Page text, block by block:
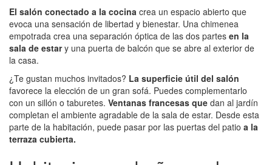
El salón conectado a la cocina crea un espacio abierto que
evoca una sensación de libertad y bienestar. Una chimenea
empotrada crea una separación óptica de las dos partes en la
sala de estary una puerta de balcón que se abre al exterior de
la casa.
¿Te gustan muchos invitados? La superficie útil del salón
favorece la elección de un gran sofá. Puedes complementarlo
con un sillón o taburetes. Ventanas francesas que dan al jardín
completan el ambiente agradable de la sala de estar. Desde esta
parte de la habitación, puede pasar por las puertas del patio a la
terraza cubierta.